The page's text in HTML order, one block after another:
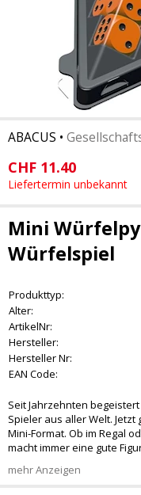
ABACUS •
CHF 11.40
Liefertermin unbekannt
Mini
Würfelspiel
Produkttyp:
Alter:
ArtikelNr:
Hersteller:
Hersteller Nr:
EAN Code:
Seit Jahrzehnten
Spieler aus aller Welt.
Mini-Format. Ob im Regal
macht immer eine gute
mehr Anzeigen